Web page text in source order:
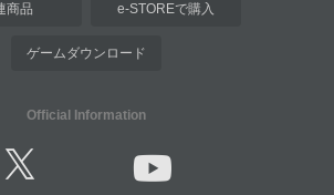
商品 e-STOREで購入
ゲームダウンロード
Official Information